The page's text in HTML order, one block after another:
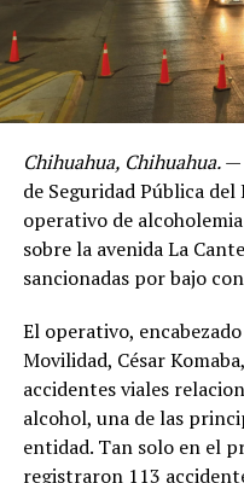
Chihuahua, Chihuahua.—
de Seguridad Pública del
operativo de
sobre la avenida La
sancionadas por bajo
El operativo,
Movilidad, César
accidentes viales
alcohol, una de las
entidad. Tan solo en el
registraron 113